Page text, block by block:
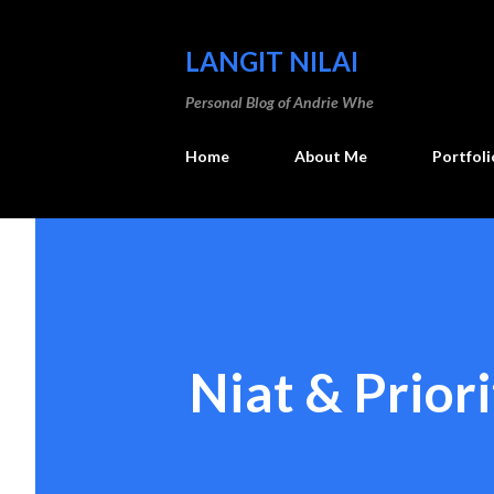
LANGIT NILAI
Personal Blog of Andrie Whe
Home About Me
Niat &